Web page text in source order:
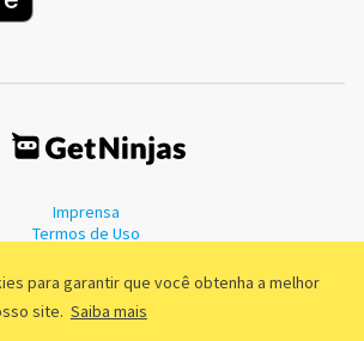
para garantir que você obtenha a melhor
site. Saiba mais
Imprensa
Termos de Uso